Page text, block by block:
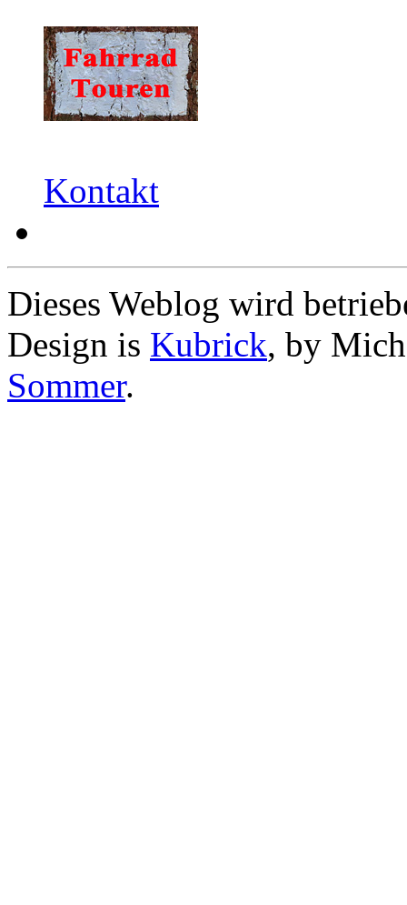
Kontakt
Dieses Weblog wird
Design is Kubrick, by
Sommer.